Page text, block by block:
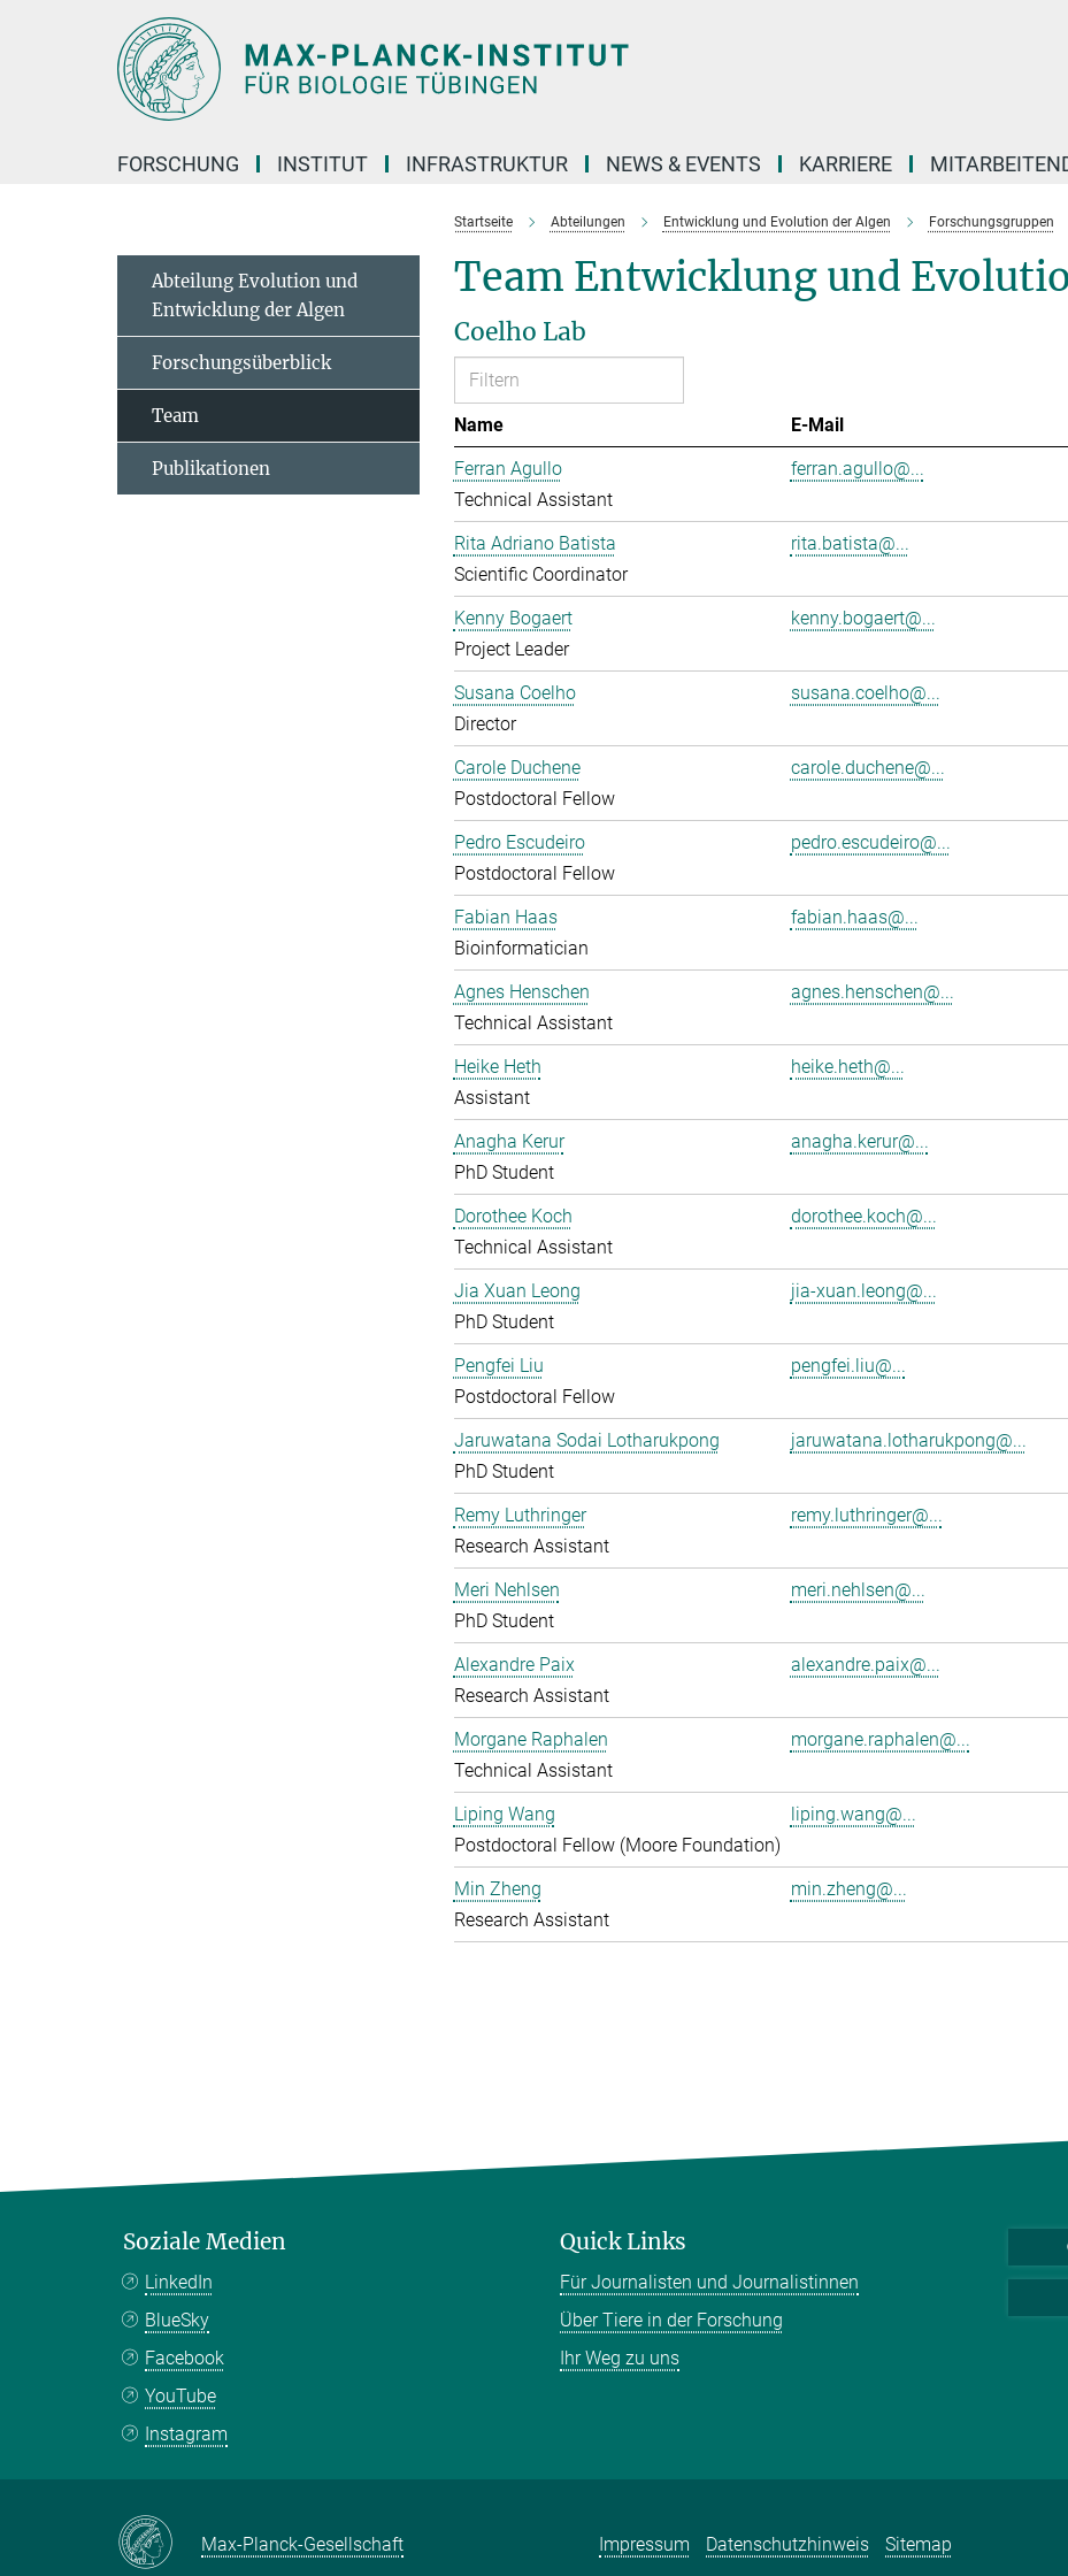
FORSCHUNG INSTITUT INFRASTRUKTUR NEWS & EVENTS KARRIERE
Startseite Abteilungen Entwicklung und Evolution der Algen Forschungsgruppen
Team Entwicklung und
Coelho Lab
Name
E-Mail
Ferran Agullo
Technical Assistant
ferran.agullo@...
Rita Adriano Batista
Scientific Coordinator
rita.batista@...
Kenny Bogaert
Project Leader
kenny.bogaert@...
Susana Coelho
Director
susana.coelho@...
Carole Duchene
Postdoctoral Fellow
carole.duchene@...
Pedro Escudeiro
Postdoctoral Fellow
pedro.escudeiro@...
Fabian Haas
Bioinformatician
fabian.haas@...
Agnes Henschen
Technical Assistant
agnes.henschen@...
Heike Heth
Assistant
heike.heth@...
Anagha Kerur
PhD Student
anagha.kerur@...
Dorothee Koch
Technical Assistant
dorothee.koch@...
Jia Xuan Leong
PhD Student
jia-xuan.leong@...
Pengfei Liu
Postdoctoral Fellow
pengfei.liu@...
Jaruwatana Sodai Lotharukpong
PhD Student
jaruwatana.lotharukpong@...
Remy Luthringer
Research Assistant
remy.luthringer@...
Meri Nehlsen
PhD Student
meri.nehlsen@...
Alexandre Paix
Research Assistant
alexandre.paix@...
Morgane Raphalen
Technical Assistant
morgane.raphalen@...
Liping Wang
Postdoctoral Fellow (Moore Foundation)
liping.wang@...
Min Zheng
Research Assistant
min.zheng@...
Abteilung Evolution und
Entwicklung der Algen
Forschungsüberblick
Team
Publikationen
Soziale Medien
LinkedIn
BlueSky
Facebook
YouTube
Instagram
Quick Links
Für Journalisten und Journalistinnen
Über Tiere in der Forschung
Ihr Weg zu uns
Max-Planck-Gesellschaft Impressum Datenschutzhinweis Sitemap